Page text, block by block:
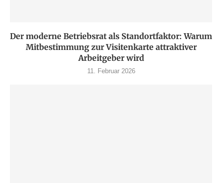
Der moderne Betriebsrat als Standortfaktor: Warum
Mitbestimmung zur Visitenkarte attraktiver
Arbeitgeber wird
11. Februar 2026